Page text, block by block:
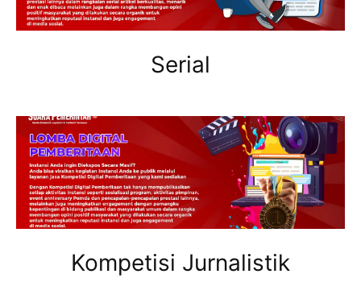
Serial
Kompetisi Jurnalistik